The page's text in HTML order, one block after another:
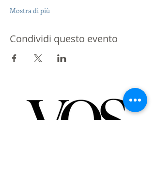
Mostra di più
Condividi questo evento